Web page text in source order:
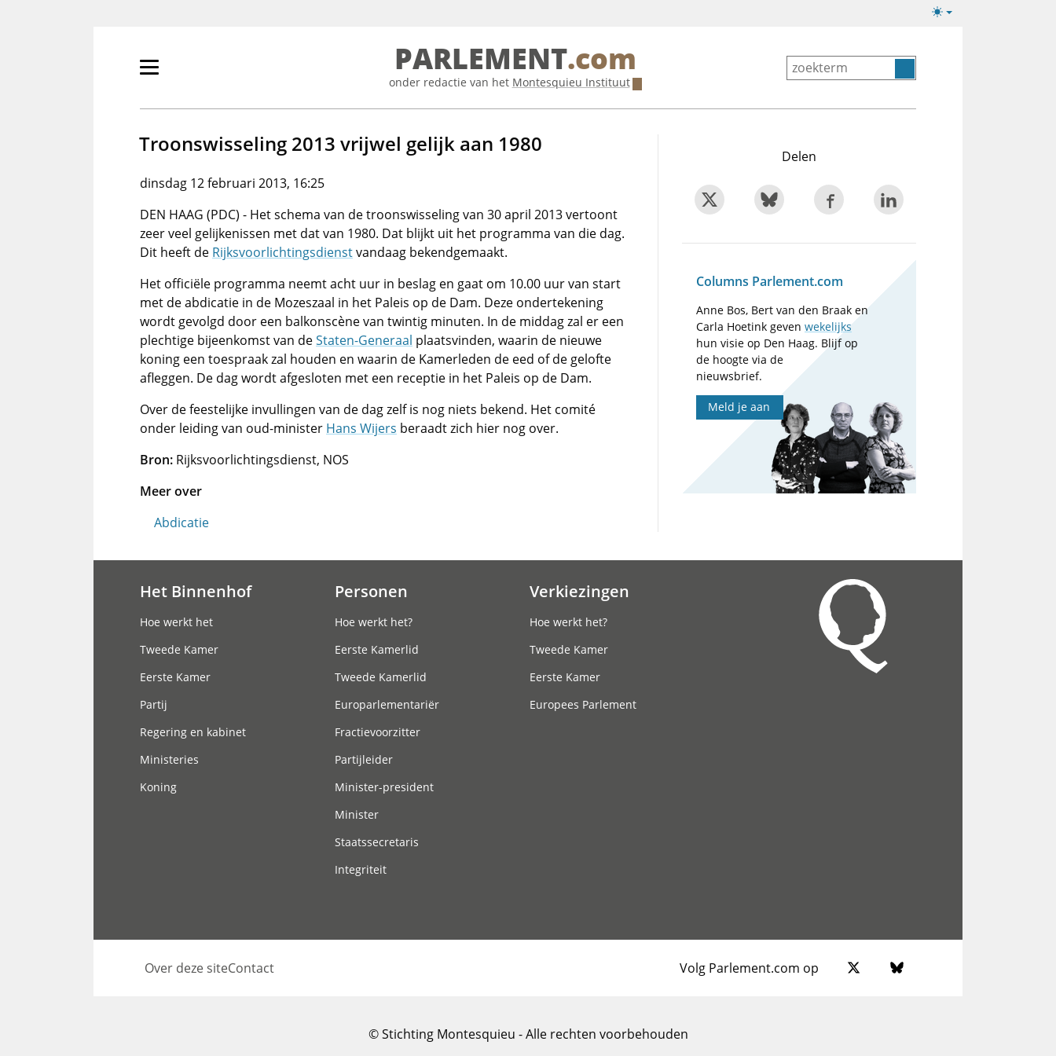
Lichte/donkere
Primair
tonen/verbergen
PARLEMENT.com
onder redactie van het Montesquieu Instituut
Troonswisseling 2013 vrijwel gelijk aan 1980
dinsdag 12 februari 2013, 16:25
DEN HAAG (PDC) - Het schema van de troonswisseling van 30 april 2013 vertoont
zeer veel gelijkenissen met dat van 1980. Dat blijkt uit het programma van die dag.
Dit heeft de Rijksvoorlichtingsdienstvandaag bekendgemaakt.
Het officiële programma neemt acht uur in beslag en gaat om 10.00 uur van start
met de abdicatie in de Mozeszaal in het Paleis op de Dam. Deze ondertekening
wordt gevolgd door een balkonscène van twintig minuten. In de middag zal er een
plechtige bijeenkomst van deStaten-Generaal plaatsvinden, waarin de nieuwe
koning een toespraak zal houden en waarin de Kamerleden de eed of de gelofte
afleggen. De dag wordt afgesloten met een receptie in het Paleis op de Dam.
Over de feestelijke invullingen van de dag zelf is nog niets bekend. Het comité
onder leiding van oud-minister Hans Wijers beraadt zich hier nog over.
Bron: Rijksvoorlichtingsdienst, NOS
Meer over
Abdicatie
Delen
Columns Parlement.com
Anne Bos, Bert van den Braak en
Carla Hoetink gevenwekelijks
hun visie op Den Haag. Blijf op
de hoogte via de
nieuwsbrief.
Meld je aan
Het Binnenhof
Hoe werkt het
Tweede Kamer
Eerste Kamer
Partij
Regering en kabinet
Ministeries
Koning
Personen
Hoe werkt het?
Eerste Kamerlid
Tweede Kamerlid
Europarlementariër
Fractievoorzitter
Partijleider
Minister-president
Minister
Staatssecretaris
Integriteit
Verkiezingen
Hoe werkt het?
Tweede Kamer
Eerste Kamer
Europees Parlement
Over deze siteContact Volg Parlement.com op
© Stichting Montesquieu - Alle rechten voorbehouden